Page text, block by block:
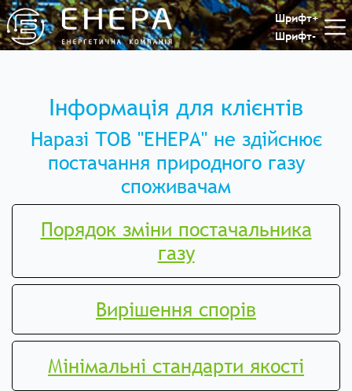
Шрифт+
Шрифт-
Інформація для клієнтів
Наразі ТОВ "ЕНЕРА" не здійснює
постачання природного газу
споживачам
Порядок зміни постачальника
газу
Вирішення спорів
Мінімальні стандарти якості